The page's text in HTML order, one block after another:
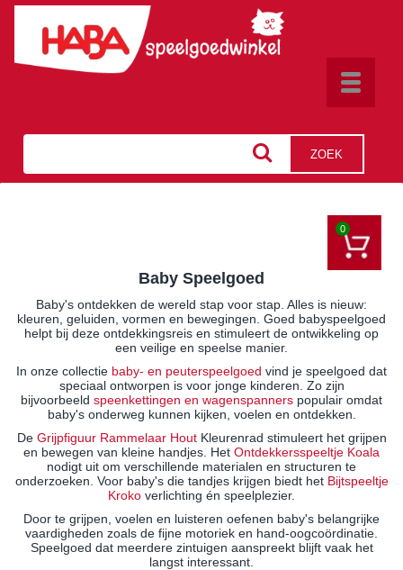
Toggle
ZOEK
0
Baby Speelgoed
Baby's ontdekken de wereld stap voor stap. Alles is nieuw:
kleuren, geluiden, vormen en bewegingen. Goed babyspeelgoed
helpt bij deze ontdekkingsreis en stimuleert de ontwikkeling op
een veilige en speelse manier.
In onze collectie baby- en peuterspeelgoed vind je speelgoed dat
speciaal ontworpen is voor jonge kinderen. Zo zijn
bijvoorbeeld speenkettingen en wagenspanners populair omdat
baby's onderweg kunnen kijken, voelen en ontdekken.
De Grijpfiguur Rammelaar HoutKleurenrad stimuleert het grijpen
en bewegen van kleine handjes. Het Ontdekkersspeeltje Koala
nodigt uit om verschillende materialen en structuren te
onderzoeken. Voor baby's die tandjes krijgen biedt het Bijtspeeltje
Kroko verlichting én speelplezier.
Door te grijpen, voelen en luisteren oefenen baby's belangrijke
vaardigheden zoals de fijne motoriek en hand-oogcoördinatie.
Speelgoed dat meerdere zintuigen aanspreekt blijft vaak het
langst interessant.